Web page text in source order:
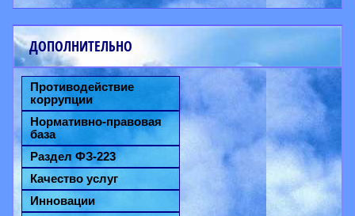
ДОПОЛНИТЕЛЬНО
Противодействие
коррупции
Нормативно-правовая
база
Раздел ФЗ-223
Качество услуг
Инновации